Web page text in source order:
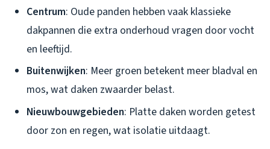
Centrum: Oude panden hebben vaak klassieke
dakpannen die extra onderhoud vragen door vocht
en leeftijd.
Buitenwijken: Meer groen betekent meer bladval en
mos, wat daken zwaarder belast.
Nieuwbouwgebieden: Platte daken worden getest
door zon en regen, wat isolatie uitdaagt.